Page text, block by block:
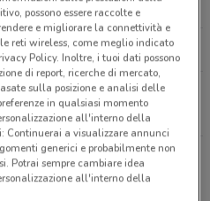
Tutti i negozi Ottimax
nel fai da te, presente con i suoi
Afragola. La vasta gamma di
costanti e ai prezzi sempre
possono essere raccolte e
e migliorare la connettività e
reti wireless, come meglio indicato
Policy. Inoltre, i tuoi dati possono
di report, ricerche di mercato,
sulla posizione e analisi delle
in qualsiasi momento
all'interno della
Continuerai a visualizzare annunci
generici e probabilmente non
Potrai sempre cambiare idea
all'interno della